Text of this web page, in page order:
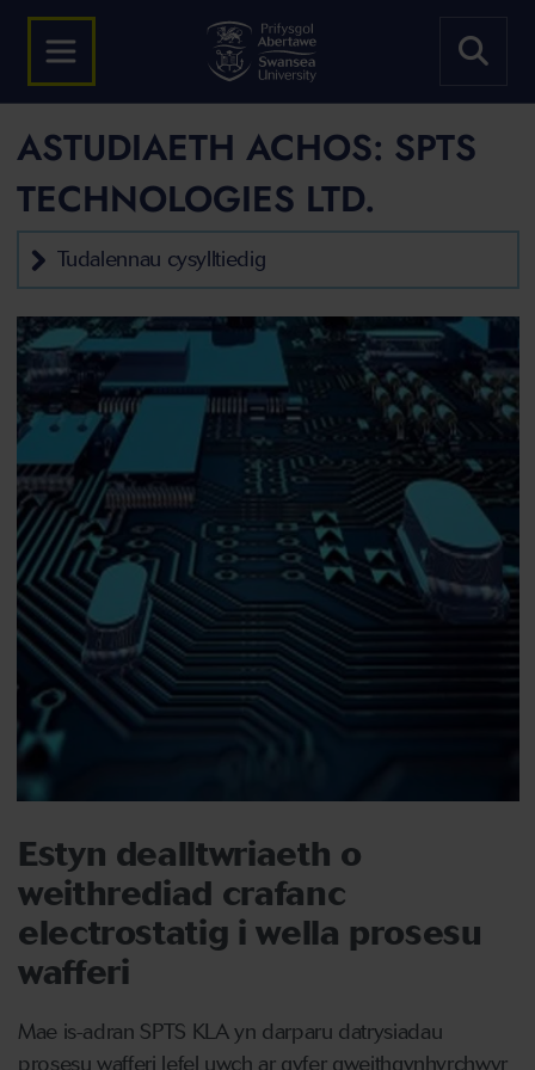
ASTUDIAETH ACHOS: SPTS
TECHNOLOGIES LTD.
Tudalennau cysylltiedig
Estyn dealltwriaeth o
weithrediad crafanc
electrostatig i wella prosesu
wafferi
Mae is-adran SPTS KLA yn darparu datrysiadau
prosesu wafferi lefel uwch ar gyfer gweithgynhyrchwyr